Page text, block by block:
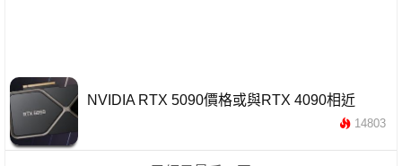
NVIDIA RTX 5090價格或與RTX 4090相近
14803